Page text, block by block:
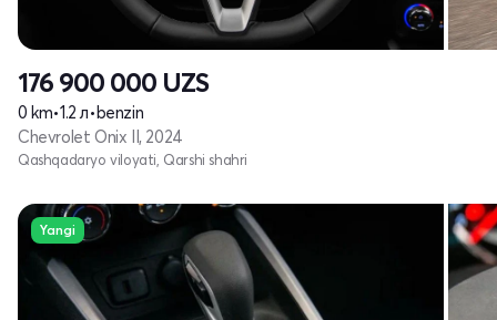
176 900 000 UZS
0 km•1.2 л•benzin
Chevrolet Onix II, 2024
Qashqadaryo viloyati, Qarshi shahri
Yangi